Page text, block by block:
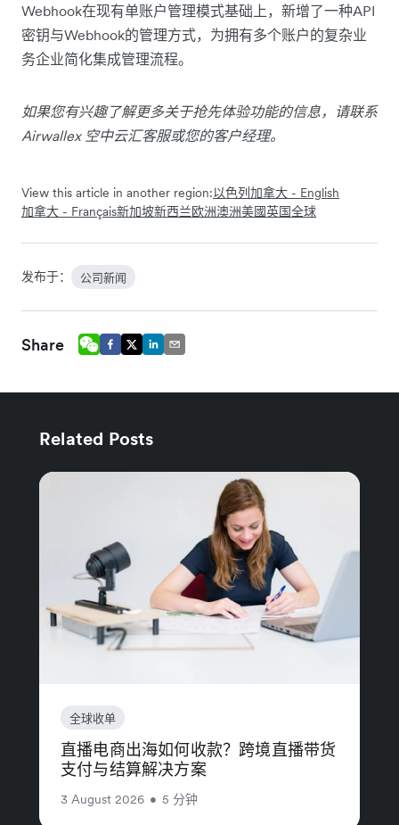
Webhook在现有单账户管理模式基础上，新增了一种API
密钥与Webhook的管理方式，为拥有多个账户的复杂业
务企业简化集成管理流程。
如果您有兴趣了解更多关于抢先体验功能的信息，请联系
Airwallex 空中云汇客服或您的客户经理。
View this article in another region:以色列加拿大 - English
加拿大 - Français新加坡新西兰欧洲澳洲美國英国全球
发布于： 公司新闻
Share
Related Posts
全球收单
直播电商出海如何收款？跨境直播带货
支付与结算解决方案
3 August 2026 • 5 分钟